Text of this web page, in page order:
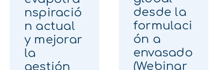
nspiració
n actual
y mejorar
la
gestión
desde la
formulaci
ón a
envasado
(Webinar